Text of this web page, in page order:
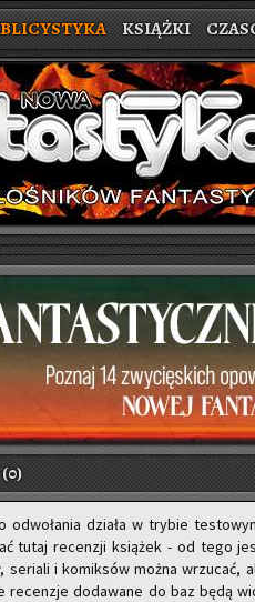
KSIĄŻKI
od­wo­ła­nia dzia­ła w try­bie
tutaj re­cen­zji ksią­żek - od tego
se­ria­li i ko­mik­sów można
re­cen­zje do­da­wa­ne do baz będą